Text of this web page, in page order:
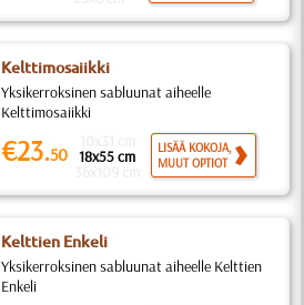
Kelttimosaiikki
Yksikerroksinen sabluunat aiheelle
Kelttimosaiikki
€23.50 18x55 cm
LISÄÄ KOKOJA,
MUUT OPTIOT
Kelttien Enkeli
Yksikerroksinen sabluunat aiheelle Kelttien
Enkeli